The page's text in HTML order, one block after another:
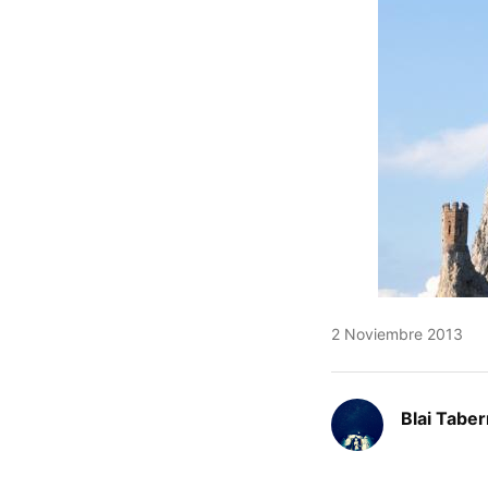
2 Noviembre 2013
Blai